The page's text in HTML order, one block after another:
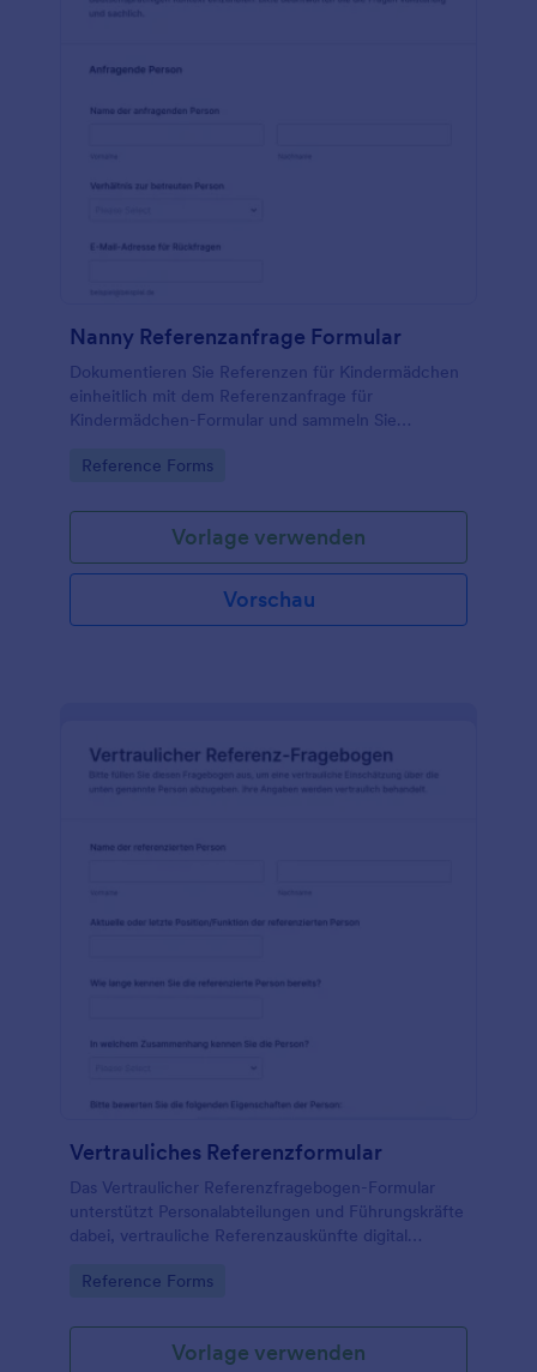
Nanny Referenzanfrage Formular
Dokumentieren Sie Referenzen für Kindermädchen
einheitlich mit dem Referenzanfrage für
Kindermädchen-Formular und sammeln Sie
Familien und Agenturen Kandidaten zuverlässig
Go to Category:
Reference Forms
Vorlage verwenden
Vorschau
Vertrauliches Referenzformular
Das Vertraulicher Referenzfragebogen-Formular
unterstützt Personalabteilungen und Führungskräfte
dabei, vertrauliche Referenzauskünfte digital
Formularantworten zentral für die Datenerfassung
Go to Category:
Reference Forms
Vorlage verwenden